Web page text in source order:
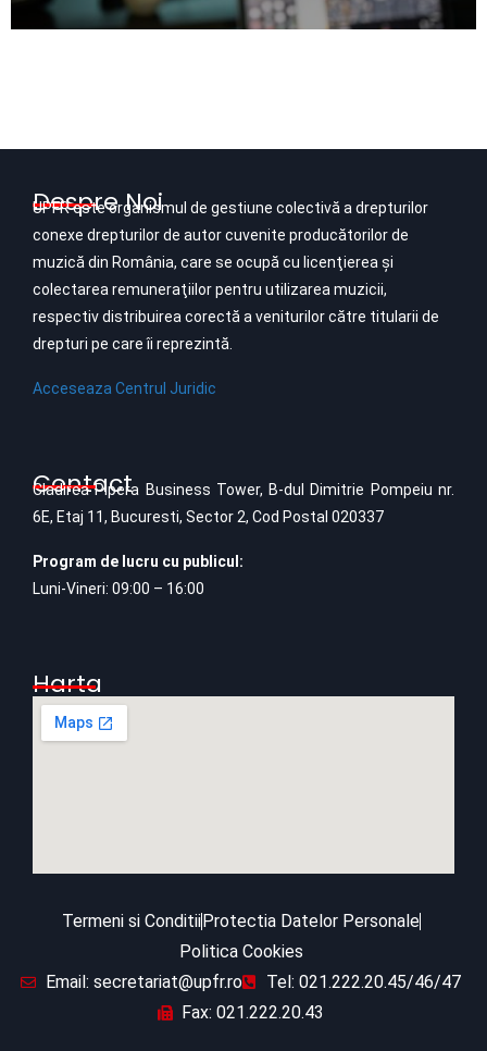
UPFR
Despre Noi
UPFR este organismul de gestiune colectivă a drepturilor
conexe drepturilor de autor cuvenite producătorilor de
muzică din România, care se ocupă cu licenţierea şi
colectarea remuneraţiilor pentru utilizarea muzicii,
respectiv distribuirea corectă a veniturilor către titularii de
drepturi pe care îi reprezintă.
Acceseaza Centrul Juridic
Contact
Cladirea Pipera Business Tower, B-dul Dimitrie Pompeiu nr.
6E, Etaj 11, Bucuresti, Sector 2, Cod Postal 020337
Program de lucru cu publicul:
Luni-Vineri: 09:00 – 16:00
Harta
Termeni si ConditiiProtectia Datelor Personale
Politica Cookies
Email: secretariat@upfr.ro
Tel: 021.222.20.45/46/47
Fax: 021.222.20.43